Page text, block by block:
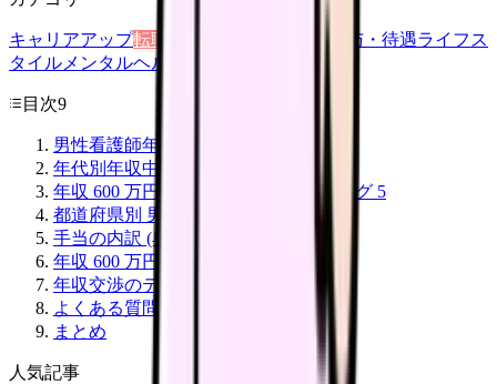
キャリアアップ転職ガイド 職場環境給与・待遇ライフス
タイル メンタルヘルス
目次9
男性看護師年収の実態 (2024 年データ)
年代別年収中央値 (男性看護師)
年収 600 万円超を狙える職場ランキング 5
都道府県別 男性看護師年収 上位 5
手当の内訳 (典型的な男性看護師月収)
年収 600 万円突破の 4 ルート
年収交渉のテクニック (転職時)
よくある質問
まとめ
人気記事